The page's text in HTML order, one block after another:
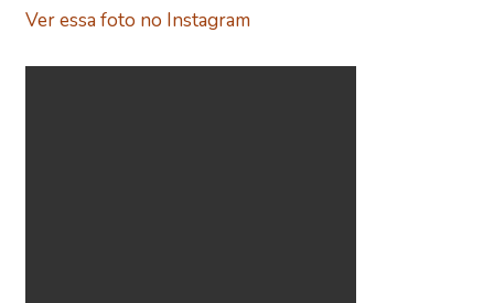
Ver essa foto no Instagram